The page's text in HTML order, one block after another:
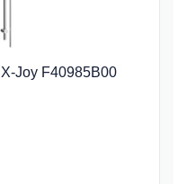
Joy F40985B00